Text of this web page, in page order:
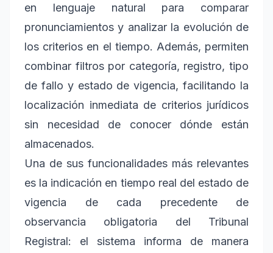
en lenguaje natural para comparar
pronunciamientos y analizar la evolución de
los criterios en el tiempo. Además, permiten
combinar filtros por categoría, registro, tipo
de fallo y estado de vigencia, facilitando la
localización inmediata de criterios jurídicos
sin necesidad de conocer dónde están
almacenados.
Una de sus funcionalidades más relevantes
es la indicación en tiempo real del estado de
vigencia de cada precedente de
observancia obligatoria del Tribunal
Registral: el sistema informa de manera